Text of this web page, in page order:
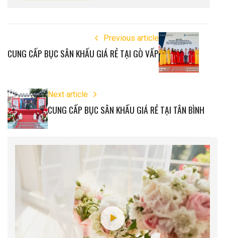
Previous article
CUNG CẤP BỤC SÂN KHẤU GIÁ RẺ TẠI GÒ VẤP
Next article
CUNG CẤP BỤC SÂN KHẤU GIÁ RẺ TẠI TÂN BÌNH